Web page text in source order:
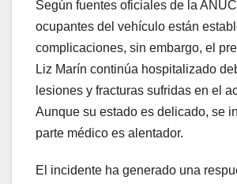
Según fuentes oficiales de la
ocupantes del vehículo están
complicaciones, sin embargo, el
Liz Marín continúa hospitalizado
lesiones y fracturas sufridas en el
Aunque su estado es delicado, se
parte médico es alentador.
El incidente ha generado una